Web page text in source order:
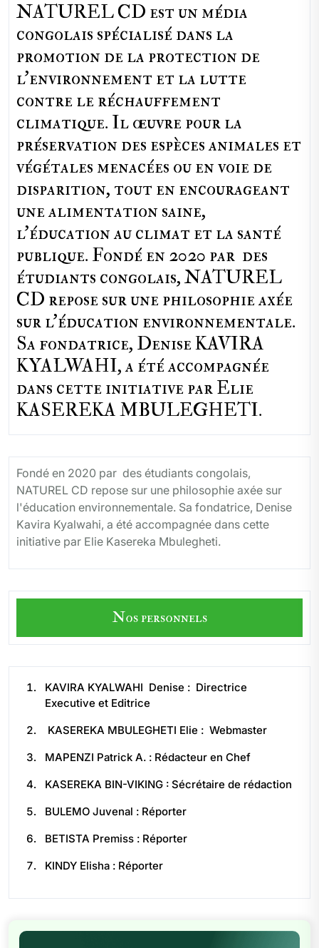
NATUREL CD est un média
congolais spécialisé dans la
promotion de la protection de
l’environnement et la lutte
contre le réchauffement
climatique. Il œuvre pour la
préservation des espèces animales et
végétales menacées ou en voie de
disparition, tout en encourageant
une alimentation saine,
l'éducation au climat et la santé
publique. Fondé en 2020 par des
étudiants congolais, NATUREL
CD repose sur une philosophie axée
sur l'éducation environnementale.
Sa fondatrice, Denise KAVIRA
KYALWAHI, a été accompagnée
dans cette initiative par Elie
KASEREKA MBULEGHETI.
Fondé en 2020 par des étudiants congolais,
NATUREL CD repose sur une philosophie axée sur
l'éducation environnementale. Sa fondatrice, Denise
Kavira Kyalwahi, a été accompagnée dans cette
initiative par Elie Kasereka Mbulegheti.
Nos personnels
KAVIRA KYALWAHI Denise : Directrice
Executive et Editrice
KASEREKA MBULEGHETI Elie : Webmaster
MAPENZI Patrick A. : Rédacteur en Chef
KASEREKA BIN-VIKING : Sécrétaire de rédaction
BULEMO Juvenal : Réporter
BETISTA Premiss : Réporter
KINDY Elisha : Réporter